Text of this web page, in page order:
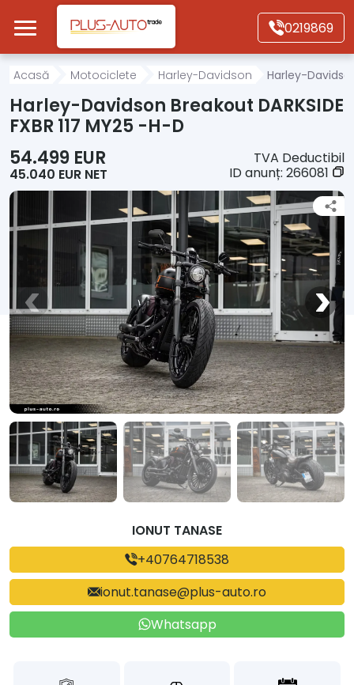
Mergi direct la conținutul principal
0219869
Acasă
Autoturisme
Motociclete
Autoutilitare
Alte tipuri vehicule
Despre Noi
Contact
Acasă Motociclete Harley-Davidson Harley-
Harley-Davidson Breakout DARKSIDE
FXBR 117 MY25 -H-D
54.499 EUR
45.040 EUR NET
TVA Deductibil
ID anunț: 266081
IONUT TANASE
+40764718538
ionut.tanase@plus-auto.ro
Whatsapp